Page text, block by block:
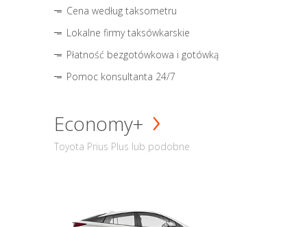
Cena według taksometru
Lokalne firmy taksówkarskie
Płatność bezgotówkowa i gotówką
Pomoc konsultanta 24/7
Economy+
Toyota Prius Plus lub podobne